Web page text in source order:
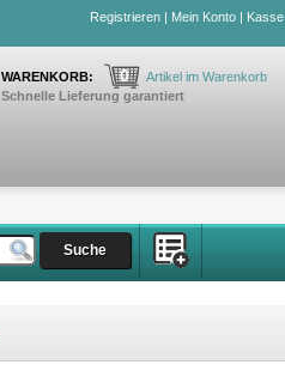
Registrieren | Mein Konto | Kasse
WARENKORB: 0
Artikel im Warenkorb
Schnelle Lieferung garantiert